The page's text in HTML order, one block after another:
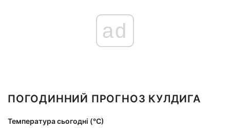
ad
ПОГОДИННИЙ ПРОГНОЗ КУЛДИГА
Температура сьогодні (°С)